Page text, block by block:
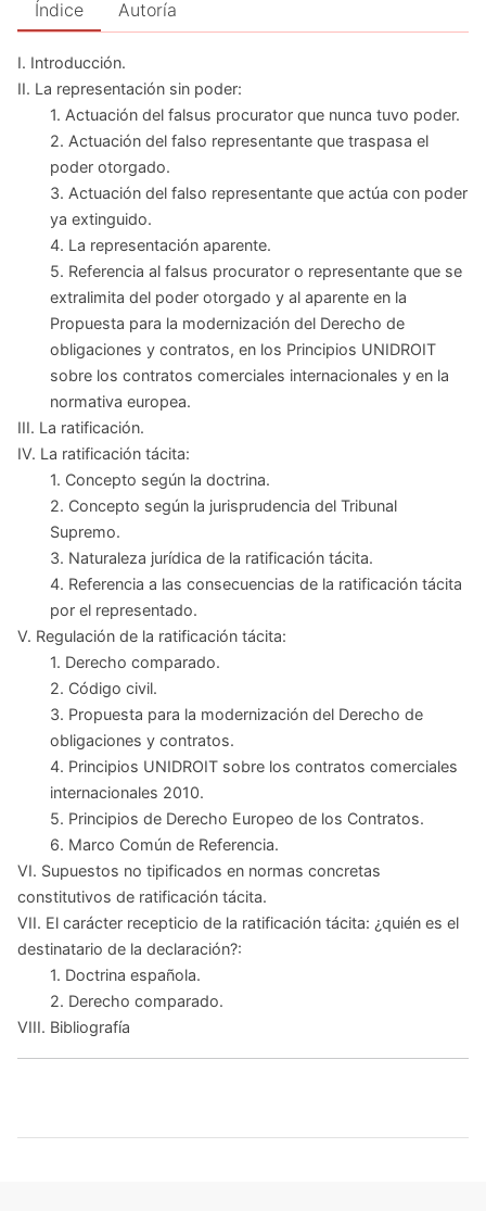
Índice Autoría
I. Introducción.
II. La representación sin poder:
1. Actuación del falsus procurator que nunca tuvo poder.
2. Actuación del falso representante que traspasa el
poder otorgado.
3. Actuación del falso representante que actúa con poder
ya extinguido.
4. La representación aparente.
5. Referencia al falsus procurator o representante que se
extralimita del poder otorgado y al aparente en la
Propuesta para la modernización del Derecho de
obligaciones y contratos, en los Principios UNIDROIT
sobre los contratos comerciales internacionales y en la
normativa europea.
III. La ratificación.
IV. La ratificación tácita:
1. Concepto según la doctrina.
2. Concepto según la jurisprudencia del Tribunal
Supremo.
3. Naturaleza jurídica de la ratificación tácita.
4. Referencia a las consecuencias de la ratificación tácita
por el representado.
V. Regulación de la ratificación tácita:
1. Derecho comparado.
2. Código civil.
3. Propuesta para la modernización del Derecho de
obligaciones y contratos.
4. Principios UNIDROIT sobre los contratos comerciales
internacionales 2010.
5. Principios de Derecho Europeo de los Contratos.
6. Marco Común de Referencia.
VI. Supuestos no tipificados en normas concretas
constitutivos de ratificación tácita.
VII. El carácter recepticio de la ratificación tácita: ¿quién es el
destinatario de la declaración?:
1. Doctrina española.
2. Derecho comparado.
VIII. Bibliografía